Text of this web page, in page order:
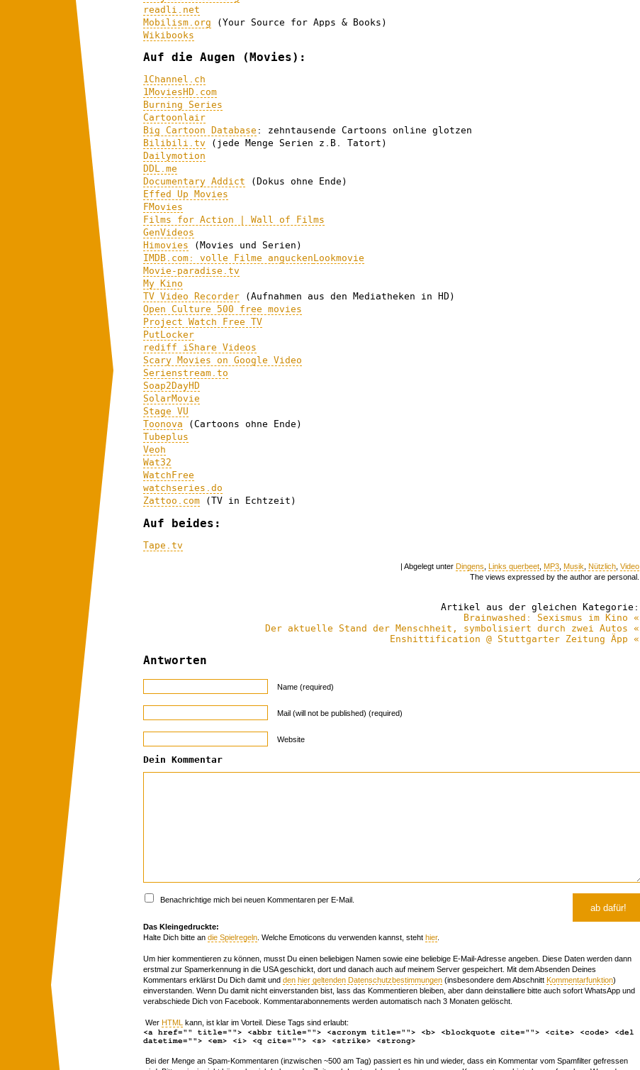
readli.net
Mobilism.org (Your Source for Apps & Books)
Wikibooks
Auf die Augen (Movies):
1Channel.ch
1MoviesHD.com
Burning Series
Cartoonlair
Big Cartoon Database : zehntausende Cartoons online glotzen
Bilibili.tv (jede Menge Serien z.B. Tatort)
Dailymotion
DDL.me
Documentary Addict (Dokus ohne Ende)
Effed Up Movies
FMovies
Films for Action | Wall of Films
GenVideos
Himovies (Movies und Serien)
IMDB.com: volle Filme angucken Lookmovie
Movie-paradise.tv
My Kino
TV Video Recorder (Aufnahmen aus den Mediatheken in HD)
Open Culture 500 free movies
Project Watch Free TV
PutLocker
rediff iShare Videos
Scary Movies on Google Video
Serienstream.to
Soap2DayHD
SolarMovie
Stage VU
Toonova (Cartoons ohne Ende)
Tubeplus
Veoh
Wat32
WatchFree
watchseries.do
Zattoo.com (TV in Echtzeit)
Auf beides:
Tape.tv
| Abgelegt unter Dingens Links querbeet MP3 Musik Nützlich Video
The views expressed by the author are personal.
Artikel aus der gleichen Kategorie:
Brainwashed: Sexismus im Kino «
Der aktuelle Stand der Menschheit, symbolisiert durch zwei Autos «
Enshittification @ Stuttgarter Zeitung Äpp «
Antworten
Name (required)
Mail (will not be published) (required)
Website
Dein Kommentar
Benachrichtige mich bei neuen Kommentaren per E-Mail.
Das Kleingedruckte:
Halte Dich bitte an die Spielregeln . Welche Emoticons du verwenden kannst, steht hier.
Um hier kommentieren zu können, musst Du einen beliebigen Namen sowie eine beliebige E-Mail-Adresse angeben. Diese Daten werden dann
erstmal zur Spamerkennung in die USA geschickt, dort und danach auch auf meinem Server gespeichert. Mit dem Absenden Deines
Kommentars erklärst Du Dich damit und den hier geltenden Datenschutzbestimmungen (insbesondere dem Abschnitt Kommentarfunktion)
einverstanden. Wenn Du damit nicht einverstanden bist, lass das Kommentieren bleiben, aber dann deinstalliere bitte auch sofort WhatsApp und
verabschiede Dich von Facebook. Kommentarabonnements werden automatisch nach 3 Monaten gelöscht.
Wer HTML kann, ist klar im Vorteil. Diese Tags sind erlaubt:
<a href="" title=""> <abbr title=""> <acronym title=""> <b> <blockquote cite=""> <cite> <code> <del
datetime=""> <em> <i> <q cite=""> <s> <strike> <strong>
Bei der Menge an Spam-Kommentaren (inzwischen ~500 am Tag) passiert es hin und wieder, dass ein Kommentar vom Spamfilter gefressen